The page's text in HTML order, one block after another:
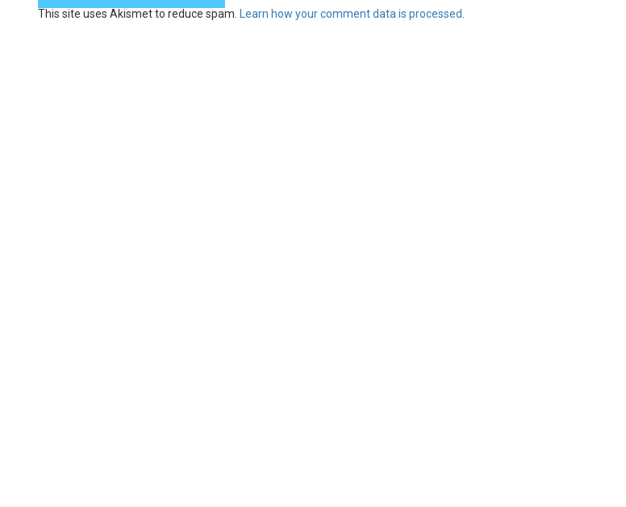
This site uses Akismet to reduce spam. Learn how your comment data is processed